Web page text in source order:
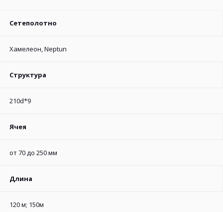
Сетеполотно
Хамелеон, Neptun
Структура
210d*9
Ячея
от 70 до 250 мм
Длина
120 м; 150м